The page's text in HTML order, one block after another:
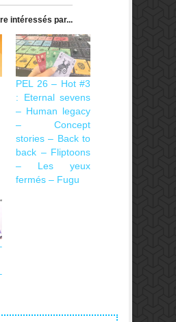
intéressés par...
PEL 26 – Hot #3
: Eternal sevens
– Human legacy
– Concept
stories – Back to
back – Fliptoons
– Les yeux
fermés – Fugu